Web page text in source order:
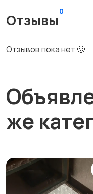
Отзывы
0
Отзывов пока нет 🥴
же